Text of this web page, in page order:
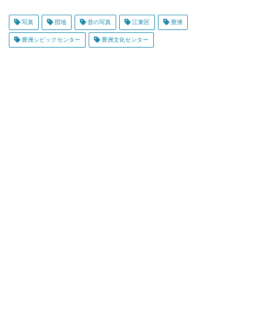
写真 団地 昔の写真 江東区 豊洲
豊洲シビックセンター 豊洲文化センター